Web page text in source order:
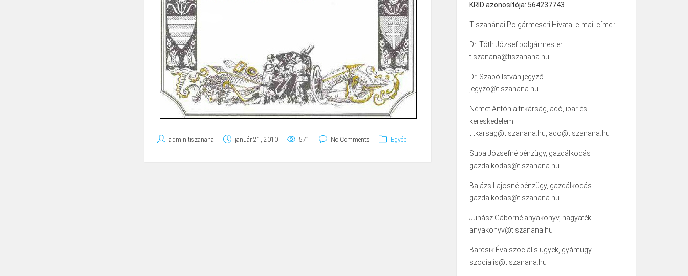
admin.tiszanana január 21, 2010 571 No Comments Egyéb
KRID azonosítója: 564237743
Tiszanánai Polgármeseri Hivatal e-mail címei:
Dr. Tóth József polgármester
tiszanana@tiszanana.hu
Dr. Szabó István jegyző
jegyzo@tiszanana.hu
Német Antónia titkárság, adó, ipar és
kereskedelem
titkarsag@tiszanana.hu, ado@tiszanana.hu
Suba Józsefné pénzügy, gazdálkodás
gazdalkodas@tiszanana.hu
Balázs Lajosné pénzügy, gazdálkodás
gazdalkodas@tiszanana.hu
Juhász Gáborné anyakönyv, hagyaték
anyakonyv@tiszanana.hu
Barcsik Éva szociális ügyek, gyámügy
szocialis@tiszanana.hu